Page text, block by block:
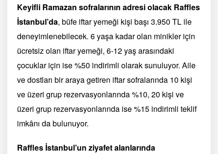
Keyifli Ramazan sofralarının adresi olacak Raffles
İstanbul’da, büfe iftar yemeği kişi başı 3.950 TL ile
deneyimlenebilecek. 6 yaşa kadar olan minikler için
ücretsiz olan iftar yemeği, 6-12 yaş arasındaki
çocuklar için ise %50 indirimli olaraksunuluyor. Aile
ve dostları bir araya getiren iftar sofralarında 10 kişi
ve üzeri grup rezervasyonlarında %10, 20 kişi ve
üzeri grup rezervasyonlarında ise %15 indirimli teklif
imkânı da bulunuyor.
Raffles İstanbul’un ziyafet alanlarında